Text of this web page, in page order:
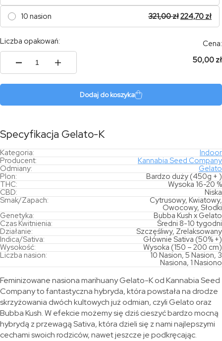
10 nasion 321,00zł224,70 zł
Liczba opakowań:
ilość
Cena:
50,00 zł
Dodaj do koszyka
Specyfikacja Gelato-K
Kategoria:
Indoor
Producent:
Kannabia Seed Company
Odmiany:
Gelato
Plon:
Bardzo duży (450g + )
THC:
Wysoka 16-20 %
CBD:
Niska
Smak/Zapach:
Cytrusowy, Kwiatowy,
Owocowy, Słodki
Genetyka:
Bubba Kush x Gelato
Czas Kwitnienia:
Średni 8-10 tygodni
Działanie:
Szczęśliwy, Zrelaksowany
Indica/Sativa:
Głównie Sativa (50% +)
Wysokość:
Wysoka (150 – 200 cm)
Liczba nasion:
10 Nasion, 5 Nasion, 3
Nasiona, 1 Nasiono
Feminizowane nasiona marihuany Gelato-K od Kannabia Seed
Company to fantastyczna hybryda, która powstała na drodze
skrzyżowania dwóch kultowych już odmian, czyli Gelato oraz
Bubba Kush. W efekcie możemy się dziś cieszyć bardzo mocną
hybrydą z przewagą Sativa, która dzieli się z nami najlepszymi
cechami swoich rodziców, nawet jeszcze je podkręcając.